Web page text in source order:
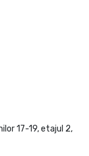
17-19, etajul 2,